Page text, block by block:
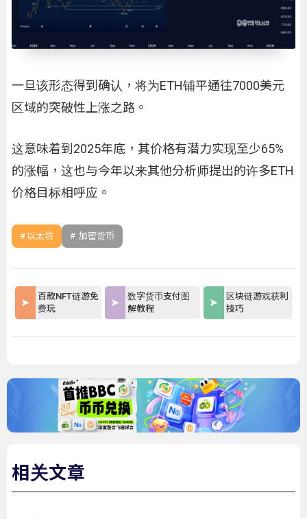
一旦该形态得到确认，将为ETH铺平通往7000美元
区域的突破性上涨之路。
这意味着到2025年底，其价格有潜力实现至少65%
的涨幅，这也与今年以来其他分析师提出的许多ETH
价格目标相呼应。
以太坊 加密货币
百款NFT链游免
费玩
数字货币支付图
解教程
区块链游戏获利
技巧
相关文章